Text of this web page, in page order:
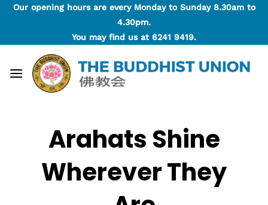
SkipOur opening hours are every Monday to Sunday 8.30am to
4.30pm.
You may find us at 6241 9419.
Arahats Shine
Wherever They